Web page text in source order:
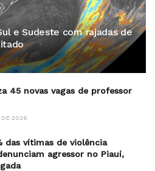
e Sudeste com rajadas de
45 novas vagas de professor
DE 2026
das vítimas de violência
agressor no Piauí,